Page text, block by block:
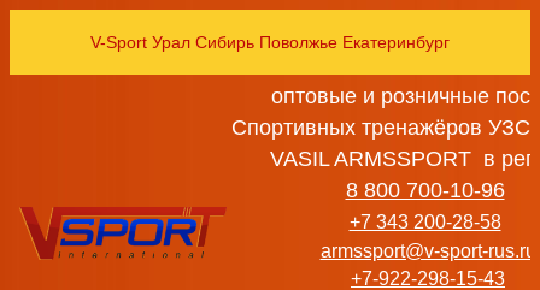
V-Sport Урал Сибирь Поволжье Екатеринбург
оптовые и розничные
Спортивных тренажёров
VASIL ARMSSPORT в
8 800 700-10-96
+7 343 200-28-58
armssport@v-sport-rus.ru
+7-922-298-15-43